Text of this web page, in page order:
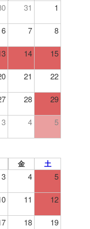
31 1
6 7 8
14 15
21 22
28 29
3 4 5
金 土
3 4 5
11 12
18 19